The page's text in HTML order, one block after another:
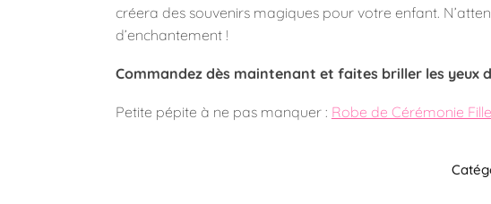
créera des souvenirs magiques pour votre enfant.
d’enchantement !
Commandez dès maintenant et faites briller les
Petite pépite à ne pas manquer : Robe de Cérémonie